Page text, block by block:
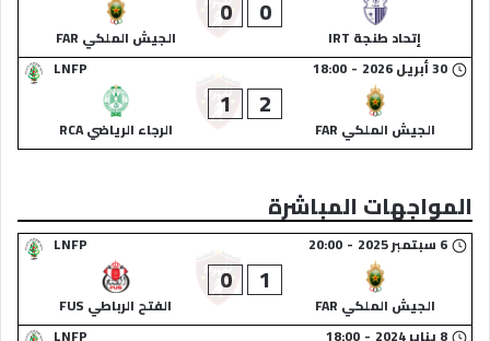
إتحاد طنجة IRT
0
0
الجيش الملكي FAR
LNFP
30 أبريل 2026 -
18:00
الجيش الملكي FAR
2
1
الرجاء الرياضي RCA
المواجهات المباشرة
LNFP 6 سبتمبر 2025 -
20:00
الجيش الملكي FAR
1
0
الفتح الرباطي FUS